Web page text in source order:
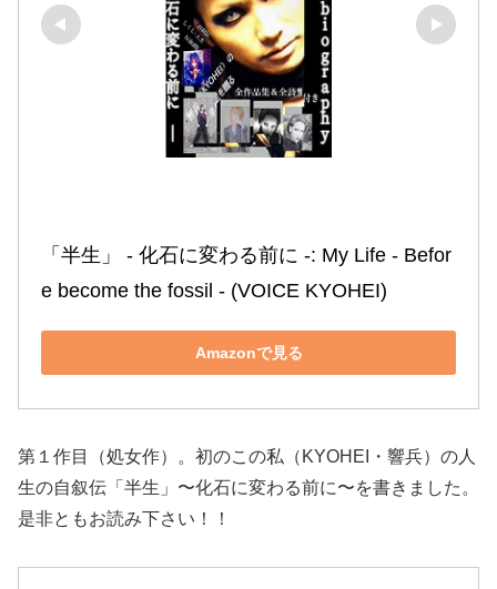
「半生」 ‐ 化石に変わる前に ‐: My Life ‐ Befor
e become the fossil ‐ (VOICE KYOHEI)
Amazonで見る
第１作目（処女作）。初のこの私（KYOHEI・響兵）の人
生の自叙伝「半生」〜化石に変わる前に〜を書きました。
是非ともお読み下さい！！